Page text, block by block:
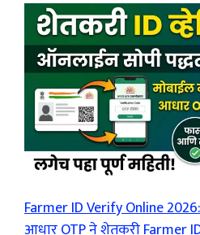
Farmer ID Verify Online
आधार OTP ने शेतकरी Farmer